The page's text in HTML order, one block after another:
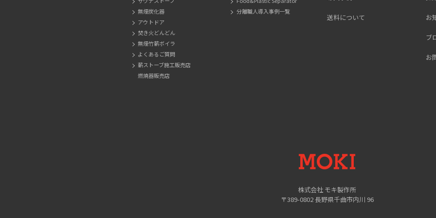
無煙炭化器
アウトドア
焚き火どんどん
無煙竹薪ボイラ
よくあるご質問
薪ストーブ施工販売店
燃焼器販売店
分離職人導入事例一覧
送料について お
ブ
お
株式会社 モキ製作所
〒389-0802 長野県千曲市内川 96